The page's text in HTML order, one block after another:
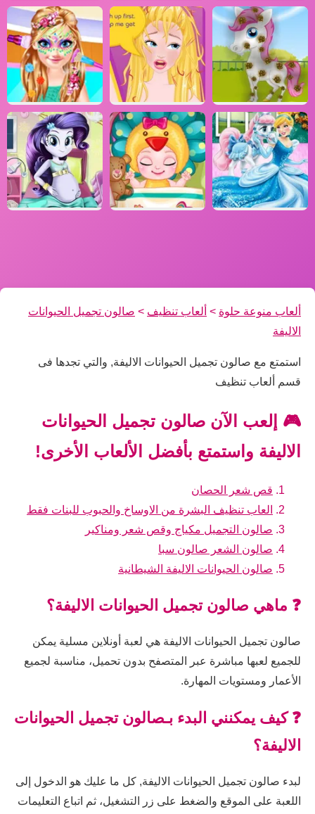
ألعاب منوعة حلوة > ألعاب تنظيف > صالون تجميل الحيوانات
الاليفة
استمتع مع صالون تجميل الحيوانات الاليفة, والتي تجدها فى
قسم ألعاب تنظيف
🎮 إلعب الآن صالون تجميل الحيوانات
الاليفة واستمتع بأفضل الألعاب الأخرى!
قص شعر الحصان
العاب تنظيف البشرة من الاوساخ والحبوب للبنات فقط
صالون التجميل مكياج وقص شعر ومناكير
صالون الشعر صالون سبا
صالون الحيوانات الاليفة الشيطانية
❓ ماهي صالون تجميل الحيوانات الاليفة؟
صالون تجميل الحيوانات الاليفة هي لعبة أونلاين مسلية يمكن
للجميع لعبها مباشرة عبر المتصفح بدون تحميل، مناسبة لجميع
الأعمار ومستويات المهارة.
❓ كيف يمكنني البدء بـصالون تجميل الحيوانات
الاليفة؟
لبدء صالون تجميل الحيوانات الاليفة, كل ما عليك هو الدخول إلى
اللعبة على الموقع والضغط على زر التشغيل، ثم اتباع التعليمات